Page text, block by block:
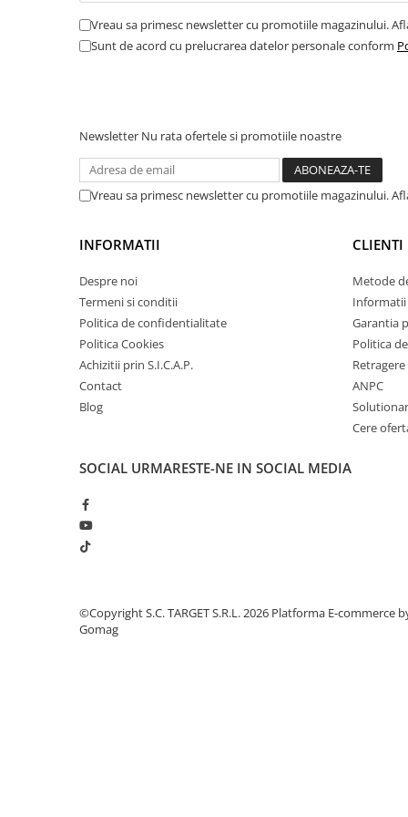
■ Electrice auto
■ Stergatoare auto
■ Suporturi portbagaj
■ Consumabile service
■ Produse sezoniere
■ Produse universale
■ Echipamente atelier
■ Scule si echipamente
pneumatice
■ Carlige remorcare
■ Accesorii vehicule electrice
■ Vulcanizare
Vreau sa primesc newsletter cu promotiile magazinului.
Sunt de acord cu prelucrarea datelor personale conform
Newsletter Nu rata ofertele si promotiile noastre
Vreau sa primesc newsletter cu promotiile magazinului.
INFORMATII
Despre noi
Termeni si conditii
Politica de confidentialitate
Politica Cookies
Achizitii prin S.I.C.A.P.
Contact
Blog
CLIENTI
Metode
Garantia
Politica
ANPC
Cere
SOCIAL URMARESTE-NE IN SOCIAL MEDIA
©Copyright S.C. TARGET S.R.L. 2026 Platforma E-commerce
Gomag